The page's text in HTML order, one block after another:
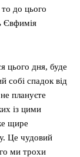
до цього
Євфимія
цього дня, буде
собі спадок від
плануєте
із цими
щире
Це чудовий
ми трохи